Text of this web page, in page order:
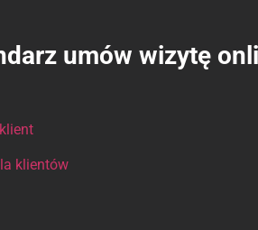
umów wizytę
klientów